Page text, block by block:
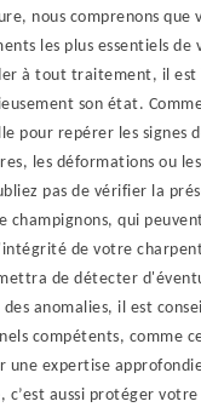
nous comprenons que
les plus essentiels
à tout traitement, il
son état.
pour repérer les signes
les déformations ou
pas de vérifier la
champignons, qui
de votre
de détecter
des anomalies, il est
compétents, comme
une expertise
aussi protéger votre